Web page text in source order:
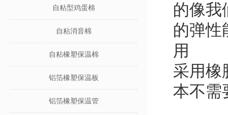
自粘型鸡蛋棉
自粘消音棉
自粘橡塑保温棉
铝箔橡塑保温板
铝箔橡塑保温管
的像我
的弹性
用
采用橡
本不需